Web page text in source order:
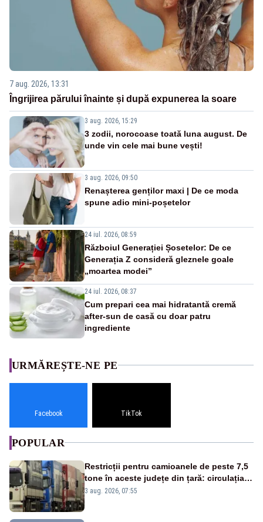
7 aug. 2026, 13:31
Îngrijirea părului înainte și după expunerea la soare
3 aug. 2026, 15:29
3 zodii, norocoase toată luna august. De
unde vin cele mai bune vești!
3 aug. 2026, 09:50
Renașterea genților maxi | De ce moda
spune adio mini-poșetelor
24 iul. 2026, 08:59
Războiul Generației Șosetelor: De ce
Generația Z consideră gleznele goale
„moartea modei”
24 iul. 2026, 08:37
Cum prepari cea mai hidratantă cremă
after-sun de casă cu doar patru
ingrediente
URMĂREȘTE-NE PE
Facebook TikTok
POPULAR
Restricții pentru camioanele de peste 7,5
tone în aceste județe din țară: circulația
este interzisă luni, între orele 12:00 și
3 aug. 2026, 07:55